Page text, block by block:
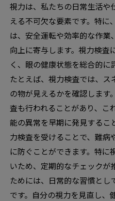
視力は、私たちの日常生活や
える不可欠な要素です。特に
は、安全運転や効率的な作業
向上に寄与します。視力検査
く、眼の健康状態を総合的に
たとえば、視力検査では、ス
の物が見えるかを確認します
査も行われることがあり、こ
能の異常を早期に発見するこ
力検査を受けることで、難病
に防ぐことができます。特に
いため、定期的なチェックが
ためには、日常的な習慣と
です。自分の視力を見直し、